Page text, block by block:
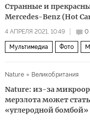
Cтранные и
Mercedes-Benz (Hot
4 АПРЕЛЯ 2021, 10:49 0
Мультимедиа Фото
Nature Великобритания
Nature: из-за
мерзлота может
«углеродной бомбой»